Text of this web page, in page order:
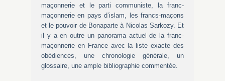
maçonnerie et le parti communiste, la franc-
maçonnerie en pays d’islam, les francs-maçons
et le pouvoir de Bonaparte à Nicolas Sarkozy. Et
il y a en outre un panorama actuel de la franc-
maçonnerie en France avec la liste exacte des
obédiences, une chronologie générale, un
glossaire, une ample bibliographie commentée.